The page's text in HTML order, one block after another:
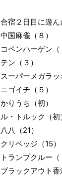
合宿２日目に遊
中国麻雀（８）
コペンハーゲン（
テン（３）
スーパーメガラッ
ニゴイチ（５）
かりうち（初）
ル・トルック（初
八八（21）
クリベッジ（15）
トランプクルー（
ブラックアウト香